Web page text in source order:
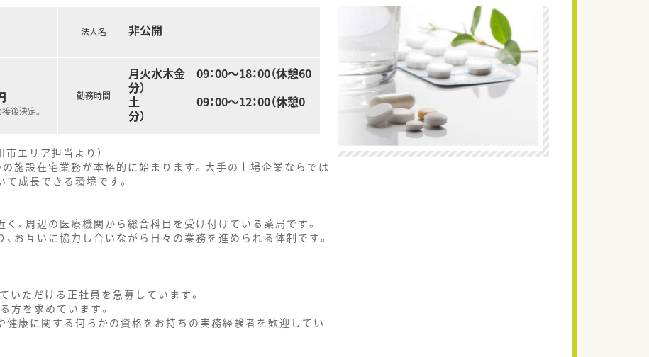
後決定。
法人名 非公開
勤務時間
月火水木金 09：00～18：00（休憩60
分）
土 09：00～12：00（休憩0
分）
エリア担当より）
施設在宅業務が本格的に始まります。大手の上場企業ならでは
成長できる環境です。
、周辺の医療機関から総合科目を受け付けている薬局です。
お互いに協力し合いながら日々の業務を進められる体制です。
ただける正社員を急募しています。
方を求めています。
康に関する何らかの資格をお持ちの実務経験者を歓迎してい